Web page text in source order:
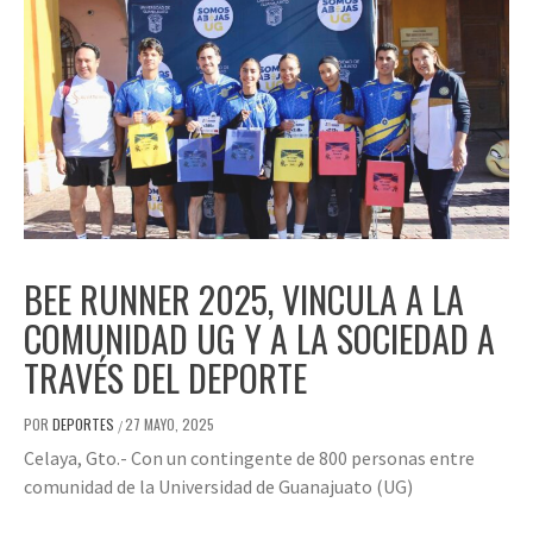
BEE RUNNER 2025, VINCULA A LA
COMUNIDAD UG Y A LA SOCIEDAD A
TRAVÉS DEL DEPORTE
POR DEPORTES /27 MAYO, 2025
Celaya, Gto.- Con un contingente de 800 personas entre
comunidad de la Universidad de Guanajuato (UG)